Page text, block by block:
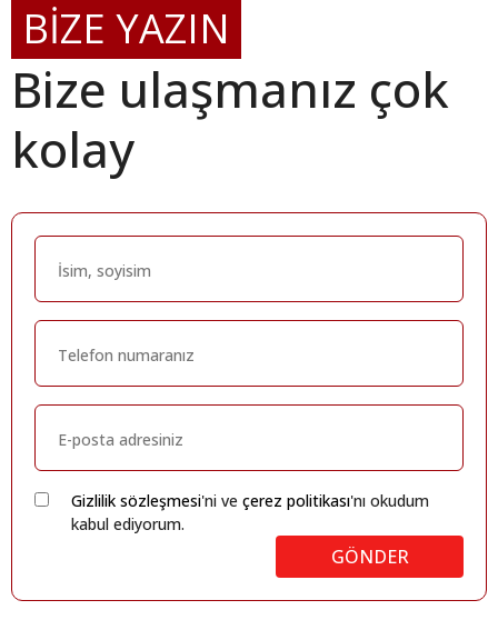
BİZE YAZIN
Bize ulaşmanız çok
kolay
Gizlilik sözleşmesi'ni ve çerez politikası'nı okudum
kabul ediyorum.
GÖNDER